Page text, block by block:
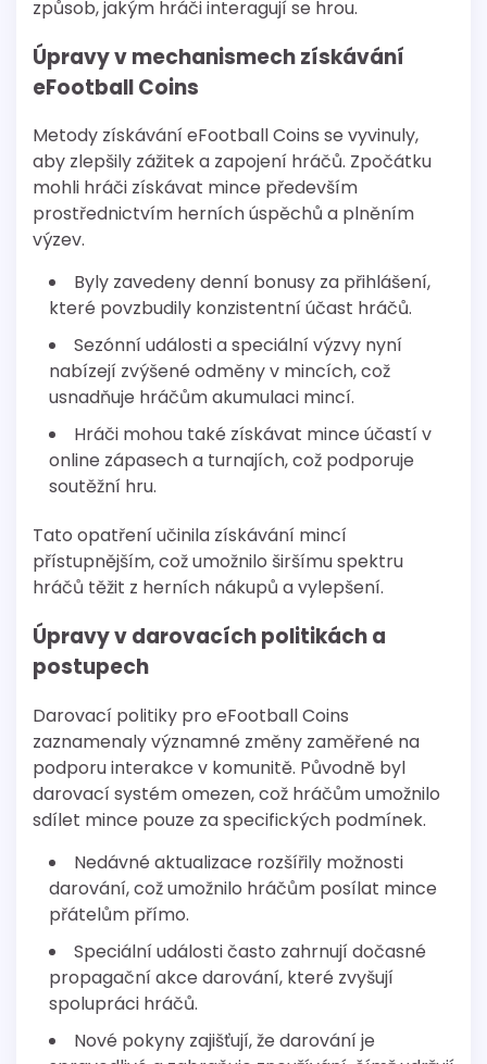
způsob, jakým hráči interagují se hrou.
Úpravy v mechanismech získávání
eFootball Coins
Metody získávání eFootball Coins se vyvinuly,
aby zlepšily zážitek a zapojení hráčů. Zpočátku
mohli hráči získávat mince především
prostřednictvím herních úspěchů a plněním
výzev.
Byly zavedeny denní bonusy za přihlášení,
které povzbudily konzistentní účast hráčů.
Sezónní události a speciální výzvy nyní
nabízejí zvýšené odměny v mincích, což
usnadňuje hráčům akumulaci mincí.
Hráči mohou také získávat mince účastí v
online zápasech a turnajích, což podporuje
soutěžní hru.
Tato opatření učinila získávání mincí
přístupnějším, což umožnilo širšímu spektru
hráčů těžit z herních nákupů a vylepšení.
Úpravy v darovacích politikách a
postupech
Darovací politiky pro eFootball Coins
zaznamenaly významné změny zaměřené na
podporu interakce v komunitě. Původně byl
darovací systém omezen, což hráčům umožnilo
sdílet mince pouze za specifických podmínek.
Nedávné aktualizace rozšířily možnosti
darování, což umožnilo hráčům posílat mince
přátelům přímo.
Speciální události často zahrnují dočasné
propagační akce darování, které zvyšují
spolupráci hráčů.
Nové pokyny zajišťují, že darování je